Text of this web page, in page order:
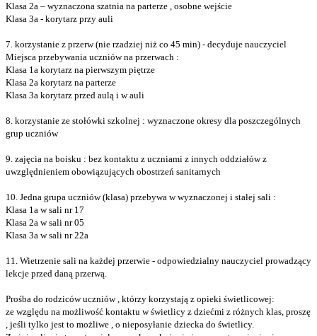
Klasa 2a – wyznaczona szatnia na parterze , osobne wejście
Klasa 3a - korytarz przy auli
7. korzystanie z przerw (nie rzadziej niż co 45 min) - decyduje nauczyciel
Miejsca przebywania uczniów na przerwach :
Klasa 1a korytarz na pierwszym piętrze
Klasa 2a korytarz na parterze
Klasa 3a korytarz przed aulą i w auli
8. korzystanie ze stołówki szkolnej : wyznaczone okresy dla poszczególnych
grup uczniów
9. zajęcia na boisku : bez kontaktu z uczniami z innych oddziałów z
uwzględnieniem obowiązujących obostrzeń sanitarnych
10. Jedna grupa uczniów (klasa) przebywa w wyznaczonej i stałej sali :
Klasa 1a w sali nr 17
Klasa 2a w sali nr 05
Klasa 3a w sali nr 22a
11. Wietrzenie sali na każdej przerwie - odpowiedzialny nauczyciel prowadzący
lekcje przed daną przerwą.
Prośba do rodziców uczniów , którzy korzystają z opieki świetlicowej:
ze względu na możliwość kontaktu w świetlicy z dziećmi z różnych klas, proszę
, jeśli tylko jest to możliwe , o nieposyłanie dziecka do świetlicy.